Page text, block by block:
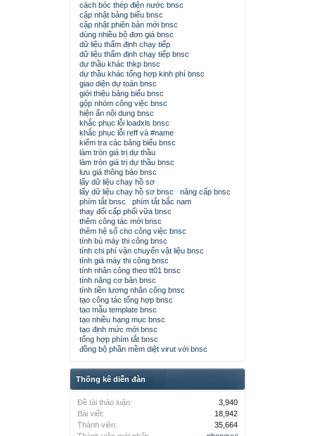
cách bóc thép điện nước bnsc
cập nhật bảng biểu bnsc
cập nhật phiên bản mới bnsc
dùng nhiều bộ đơn giá bnsc
dữ liệu thẩm định chạy tiếp
dữ liệu thẩm định chạy tiếp bnsc
dự thầu khác thkp bnsc
dự thầu khác tổng hợp kinh phí bnsc
giao diện dự toán bnsc
giới thiệu bảng biểu bnsc
gộp nhóm công việc bnsc
hiện ẩn nội dung bnsc
khắc phục lỗi loadxls bnsc
khắc phục lỗi reff và #name
kiểm tra các bảng biểu bnsc
làm tròn giá trị dự thầu
làm tròn giá trị dự thầu bnsc
lưu giá thông báo bnsc
lấy dữ liệu chạy hồ sơ
lấy dữ liệu chạy hồ sơ bnsc
nâng cấp bnsc
phím tắt bnsc
phím tắt bắc nam
thay đổi cấp phối vữa bnsc
thêm công tác mới bnsc
thêm hệ số cho công việc bnsc
tính bù máy thi công bnsc
tính chi phí vận chuyển vật liệu bnsc
tính giá máy thi công bnsc
tính nhân công theo tt01 bnsc
tính năng cơ bản bnsc
tính tiền lương nhân công bnsc
tạo công tác tổng hợp bnsc
tạo mẫu template bnsc
tạo nhiều hạng mục bnsc
tạo định mức mới bnsc
tổng hợp phím tắt bnsc
đồng bộ phần mềm diệt virut với bnsc
Thống kê diễn đàn
Đề tài thảo luận:
3,940
Bài viết:
18,942
Thành viên:
35,664